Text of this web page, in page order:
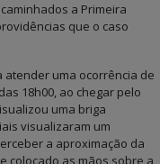
a Primeira
que o caso
uma ocorrência de
18h00, ao chegar pelo
uma briga
visualizaram um
a aproximação da
colocado as mãos sobre a